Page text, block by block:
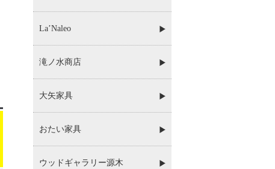
La’Naleo
滝ノ水商店
大矢家具
おたい家具
ウッドギャラリー源木